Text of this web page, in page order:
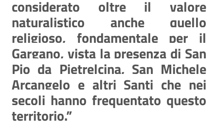
considerato oltre il valore
naturalistico anche quello
religioso, fondamentale per il
Gargano, vista la presenza di San
Pio da Pietrelcina, San Michele
Arcangelo e altri Santi che nei
secoli hanno frequentato questo
territorio.”